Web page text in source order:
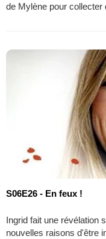
de Mylène pour collecter
S06E26 - En feux !
Ingrid fait une révélation
nouvelles raisons d'être